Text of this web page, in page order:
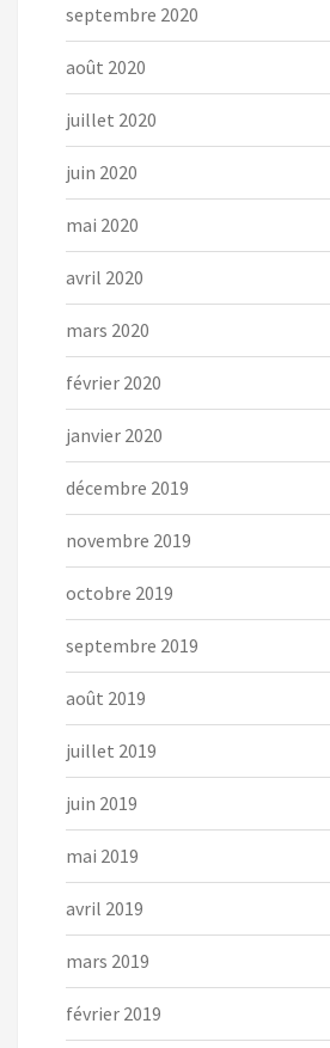
septembre 2020
août 2020
juillet 2020
juin 2020
mai 2020
avril 2020
mars 2020
février 2020
janvier 2020
décembre 2019
novembre 2019
octobre 2019
septembre 2019
août 2019
juillet 2019
juin 2019
mai 2019
avril 2019
mars 2019
février 2019